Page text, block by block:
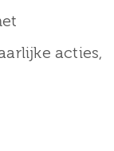
acties,